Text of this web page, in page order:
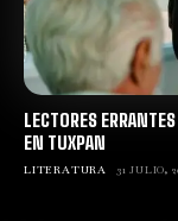
LECTORES
EN TUXPAN
LITERATURA 31 JULIO,